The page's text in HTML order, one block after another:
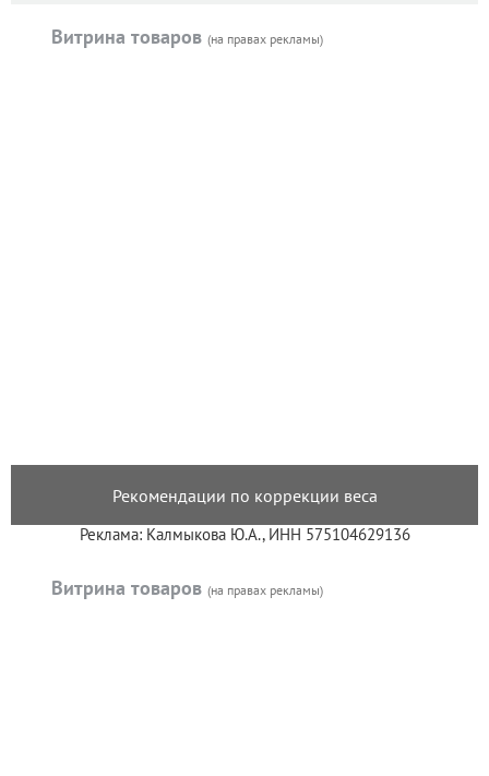
Витрина товаров (на правах рекламы)
Рекомендации по коррекции веса
Реклама: Калмыкова Ю.А., ИНН 575104629136
Витрина товаров (на правах рекламы)